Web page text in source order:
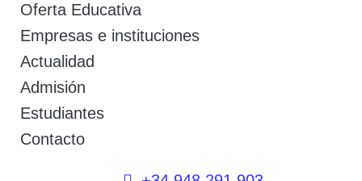
Oferta Educativa
Empresas e instituciones
Actualidad
Admisión
Estudiantes
Contacto